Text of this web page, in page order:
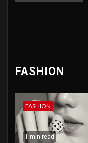
FASHION
FASHION
1 min read